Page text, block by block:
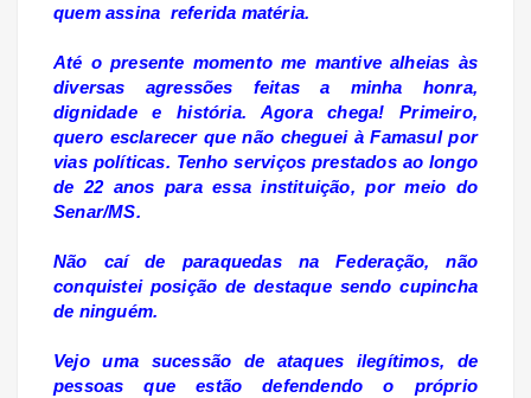
quem assina referida matéria.
Até o presente momento me mantive alheias às
diversas agressões feitas a minha honra,
dignidade e história. Agora chega! Primeiro,
quero esclarecer que não cheguei à Famasul por
vias políticas. Tenho serviços prestados ao longo
de 22 anos para essa instituição, por meio do
Senar/MS.
Não caí de paraquedas na Federação, não
conquistei posição de destaque sendo cupincha
de ninguém.
Vejo uma sucessão de ataques ilegítimos, de
pessoas que estão defendendo o próprio